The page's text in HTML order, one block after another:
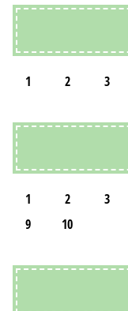
1 2 3
1 2 3
9
10